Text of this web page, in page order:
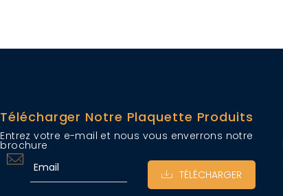
Télécharger Notre Plaquette Produits
Entrez votre e-mail et nous vous enverrons notre
brochure
TÉLÉCHARGER